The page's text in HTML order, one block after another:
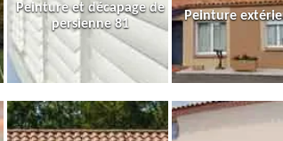
Peinture et décapage de
persienne 81
Peinture